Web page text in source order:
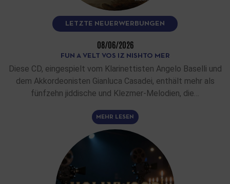
LETZTE NEUERWERBUNGEN
08/06/2026
FUN A VELT VOS IZ NISHTO MER
Diese CD, eingespielt vom Klarinettisten Angelo Baselli und
dem Akkordeonisten Gianluca Casadei, enthält mehr als
fünfzehn jiddische und Klezmer-Melodien, die…
MEHR LESEN